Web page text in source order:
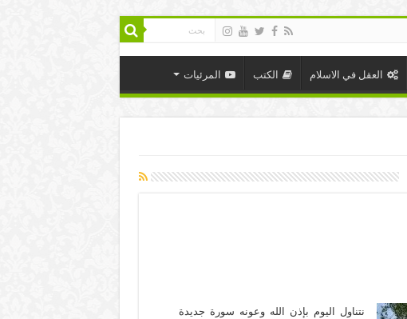
العقل في الاسلام الكتب المرئيات
نتناول اليوم بإذن الله وعونه سورة جديدة